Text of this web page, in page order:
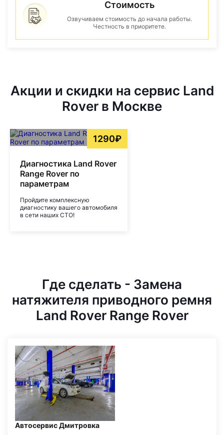
Стоимость
Озвучиваем стоимость до начала работы.
Честность в приоритете.
Акции и скидки на сервис Land
Rover в Москве
1290₽
Диагностика Land Rover
Range Rover по
параметрам
Пройдите комплексную
диагностику вашего автомобиля
в сети наших СТО!
Где сделать - Замена
натяжителя приводного ремня
Land Rover Range Rover
Автосервис Дмитровка